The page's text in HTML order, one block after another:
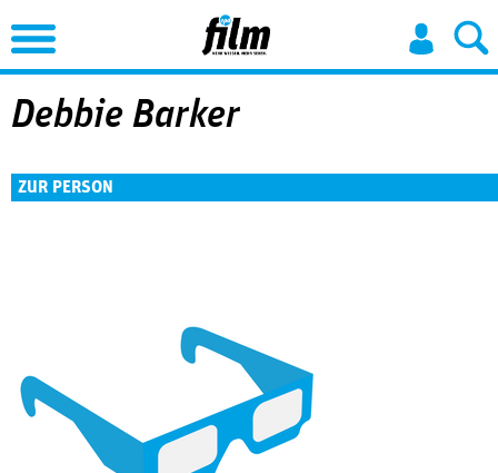
Jump to Navigation
Debbie Barker
ZUR PERSON